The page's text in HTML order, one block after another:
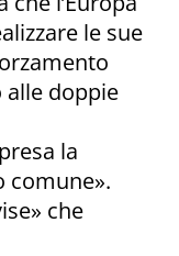
le sue
alle doppie
la
comune».
che